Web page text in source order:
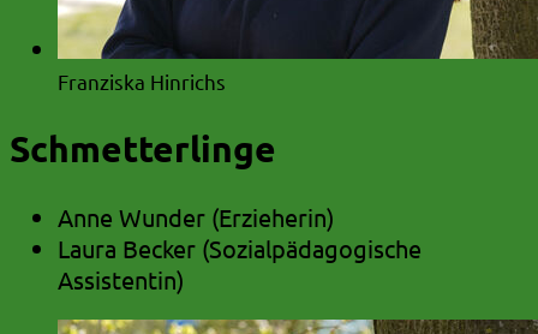
Franziska Hinrichs
Schmetterlinge
Anne Wunder (Erzieherin)
Laura Becker (Sozialpädagogische
Assistentin)